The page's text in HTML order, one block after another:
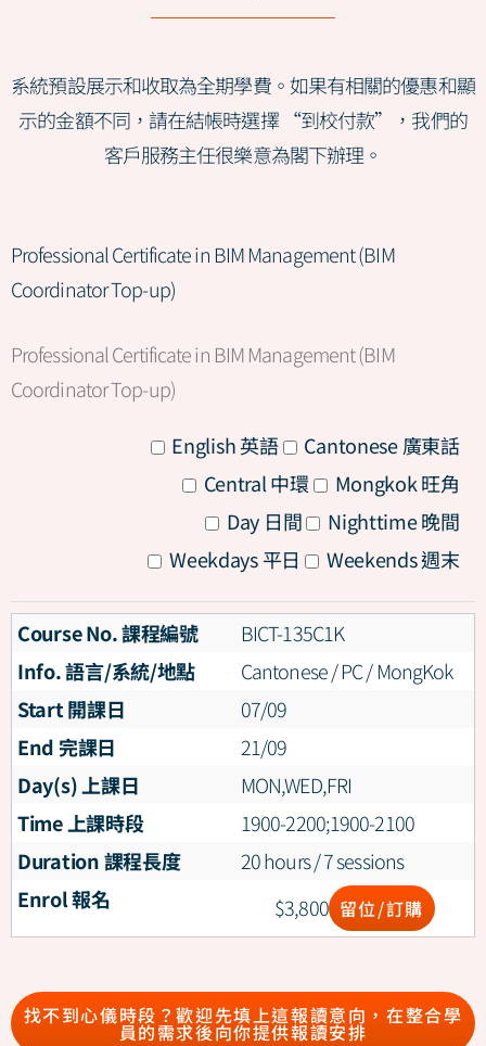
系統預設展示和收取為全期學費。如果有相關的優惠和顯
示的金額不同，請在結帳時選擇 “到校付款”，我們的
客戶服務主任很樂意為閣下辦理。
Professional Certificate in BIM Management (BIM
Coordinator Top-up)
Professional Certificate in BIM Management (BIM
Coordinator Top-up)
All English 英語
Cantonese 廣東話
All Central 中環
Mongkok 旺角
All Day 日間
Nighttime 晚間
All Weekdays 平日 Weekends 週末
Course No. 課程編號
BICT-135C1K
Info. 語言/系統/地點
Cantonese / PC / MongKok
Start 開課日
07/09
End 完課日
21/09
Day(s) 上課日
MON,WED,FRI
Time 上課時段
1900-2200;1900-2100
Duration 課程長度
20 hours / 7 sessions
Enrol 報名
$3,800 留位/訂購
找不到心儀時段？歡迎先填上這報讀意向，在整合學
員的需求後向你提供報讀安排